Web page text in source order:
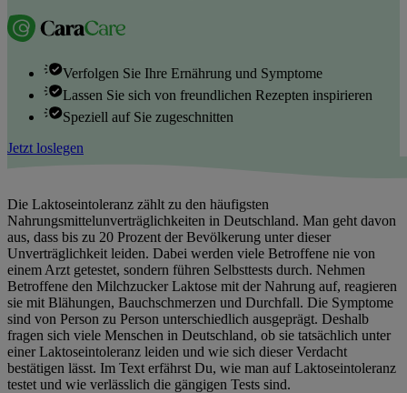
Verfolgen Sie Ihre Ernährung und Symptome
Lassen Sie sich von freundlichen Rezepten inspirieren
Speziell auf Sie zugeschnitten
Jetzt loslegen
Die Laktoseintoleranz zählt zu den häufigsten
Nahrungsmittelunverträglichkeiten in Deutschland. Man geht davon
aus, dass bis zu 20 Prozent der Bevölkerung unter dieser
Unverträglichkeit leiden. Dabei werden viele Betroffene nie von
einem Arzt getestet, sondern führen Selbsttests durch. Nehmen
Betroffene den Milchzucker Laktose mit der Nahrung auf, reagieren
sie mit Blähungen, Bauchschmerzen und Durchfall. Die Symptome
sind von Person zu Person unterschiedlich ausgeprägt. Deshalb
fragen sich viele Menschen in Deutschland, ob sie tatsächlich unter
einer Laktoseintoleranz leiden und wie sich dieser Verdacht
bestätigen lässt. Im Text erfährst Du, wie man auf Laktoseintoleranz
testet und wie verlässlich die gängigen Tests sind.